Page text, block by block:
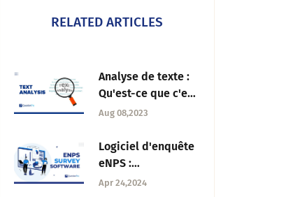
RELATED ARTICLES
Analyse de texte :
Qu'est-ce que c'est,
techniques et
Aug 08,2023
Logiciel d'enquête
eNPS :
Révolutionner la
Apr 24,2024